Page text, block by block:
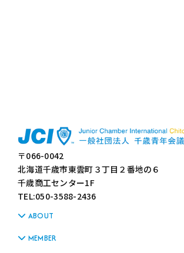
〒066-0042
北海道千歳市東雲町３丁目２番地の６
千歳商工センター1F
TEL:050-3588-2436
ABOUT
MEMBER